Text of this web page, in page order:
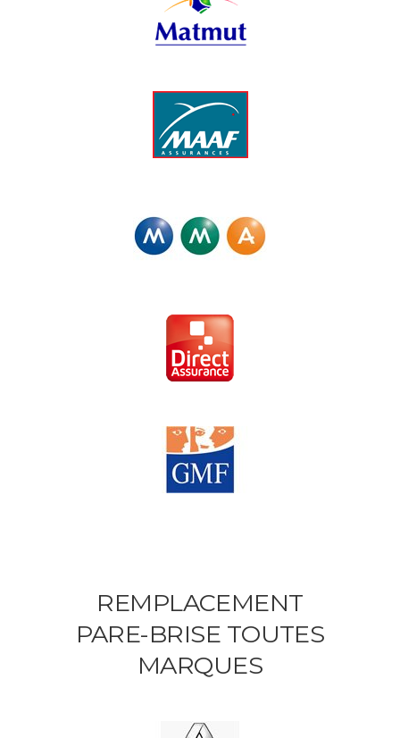
REMPLACEMENT
PARE-BRISE TOUTES
MARQUES